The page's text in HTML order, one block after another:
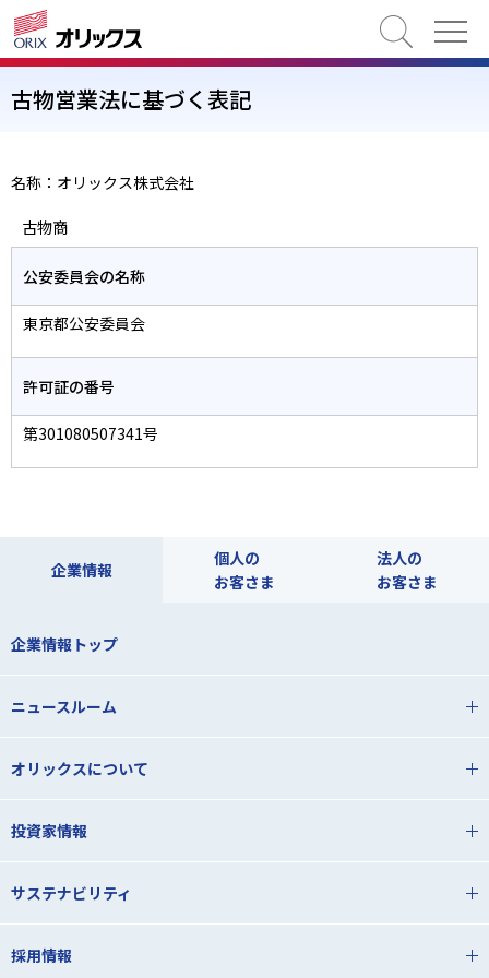
検索
古物営業法に基づく表記
名称：オリックス株式会社
古物商
公安委員会の名称
東京都公安委員会
許可証の番号
第301080507341号
企業情報
個人の
お客さま
法人の
お客さま
企業情報トップ
ニュースルーム
オリックスについて
投資家情報
サステナビリティ
採用情報